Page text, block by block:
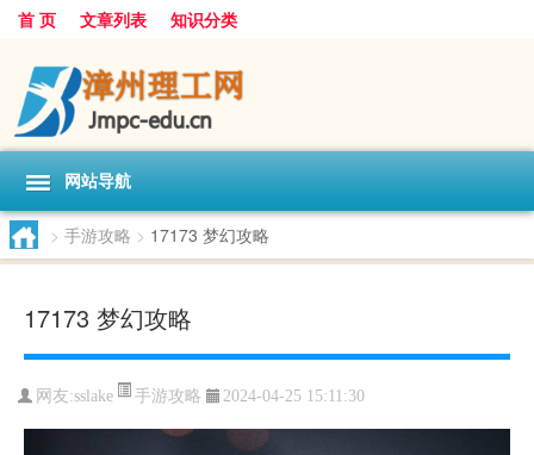
首 页 文章列表 知识分类
网站导航
> 手游攻略 > 17173 梦幻攻略
17173 梦幻攻略
网友:sslake 手游攻略 2024-04-25 15:11:30